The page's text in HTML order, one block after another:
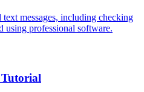
messages, including checking
using professional software.
Tutorial